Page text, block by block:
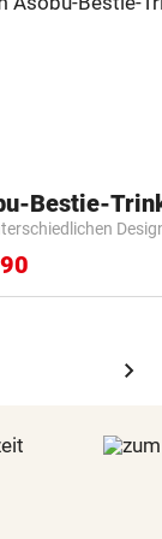
Bestie-
chevron_right